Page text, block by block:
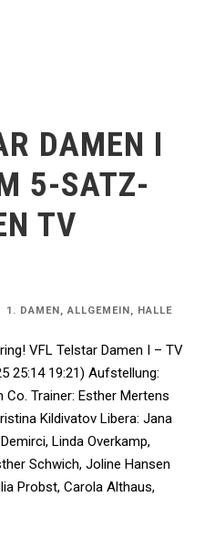
DAMEN I
5-SATZ-
TV
1. DAMEN, ALLGEMEIN, HALLE
VFL Telstar Damen I – TV
25:14 19:21) Aufstellung:
Trainer: Esther Mertens
Kildivatov Libera: Jana
Linda Overkamp,
Schwich, Joline Hansen
Probst, Carola Althaus,